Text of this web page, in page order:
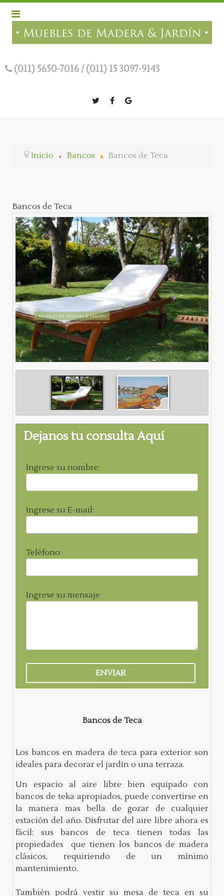
(011) 5650-7016 /(011) 15 3097-9143
Inicio Bancos Bancos de Teca
Bancos de Teca
Dejanos tu consulta Aquí
Ingrese su nombre:
Ingrese su E-mail:
Teléfono:
Ingrese su mensaje
Bancos de Teca
Los bancos en madera de teca para exterior son
ideales para decorar el jardín o una terraza.
Un espacio al aire libre bien equipado con
bancos de teka apropiados, puede convertirse en
la manera mas bella de gozar de cualquier
estación del año. Disfrutar del aire libre ahora es
fácil: sus bancos de teca tienen todas las
propiedades que tienen los bancos de madera
clásicos, requiriendo de un mínimo
mantenimiento.
También podrá vestir su mesa de teca en su